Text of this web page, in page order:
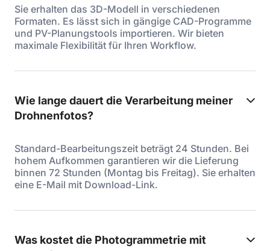
Sie erhalten das 3D-Modell in verschiedenen
Formaten. Es lässt sich in gängige CAD-Programme
und PV-Planungstools importieren. Wir bieten
maximale Flexibilität für Ihren Workflow.
Wie lange dauert die Verarbeitung meiner
Drohnenfotos?
Standard-Bearbeitungszeit beträgt 24 Stunden. Bei
hohem Aufkommen garantieren wir die Lieferung
binnen 72 Stunden (Montag bis Freitag). Sie erhalten
eine E-Mail mit Download-Link.
Was kostet die Photogrammetrie mit